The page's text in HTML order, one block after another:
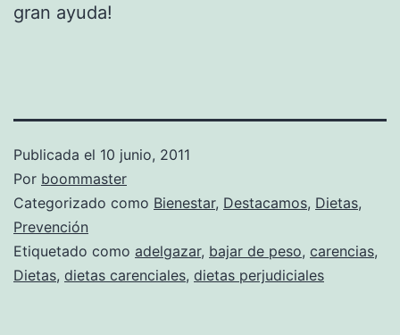
gran ayuda!
Publicada el 10 junio, 2011
Por boommaster
Categorizado como Bienestar, Destacamos, Dietas,
Prevención
Etiquetado como adelgazar, bajar de peso, carencias,
Dietas, dietas carenciales, dietas perjudiciales